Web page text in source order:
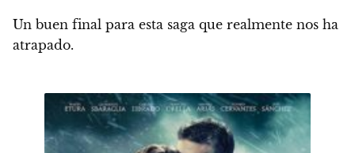
Un buen final para esta saga que realmente nos ha
atrapado.